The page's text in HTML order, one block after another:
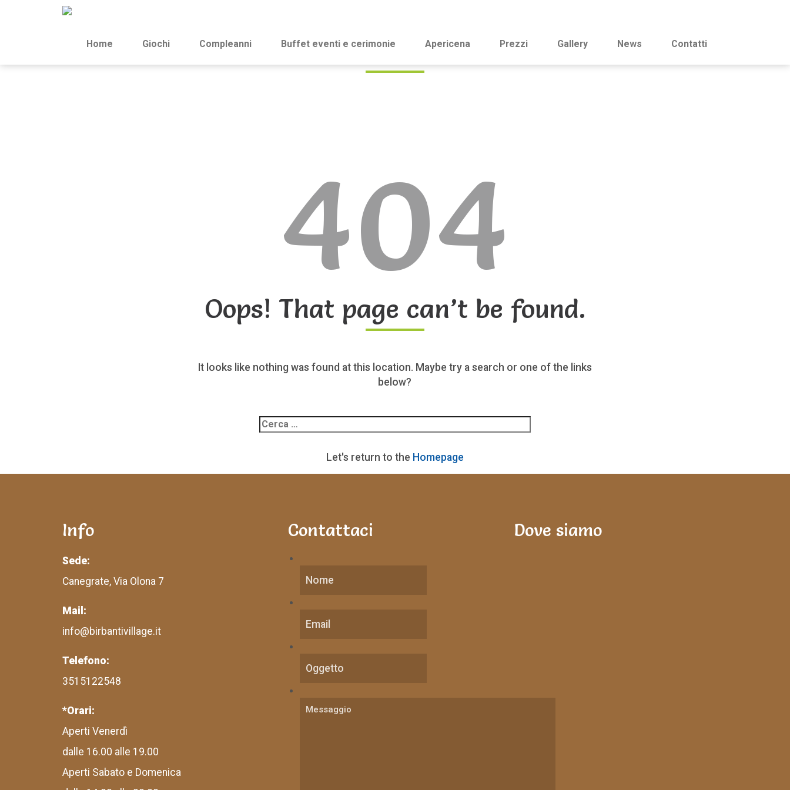
Home Giochi Compleanni Buffet eventi e cerimonie Apericena Prezzi Gallery News Contatti
404
Oops! That page can’t be found.
It looks like nothing was found at this location. Maybe try a search or one of the links
below?
per:
Let's return to the Homepage
Info
Sede:
Canegrate, Via Olona 7
Mail:
info@birbantivillage.it
Telefono:
3515122548
*Orari:
Aperti Venerdì
dalle 16.00 alle 19.00
Aperti Sabato e Domenica
Contattaci Dove siamo